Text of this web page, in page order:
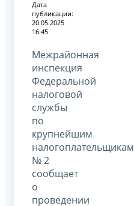
Дата
публикации:
20.05.2025
16:45
Межрайонная
инспекция
Федеральной
налоговой
службы
по
крупнейшим
налогоплательщикам
№ 2
сообщает
о
проведении